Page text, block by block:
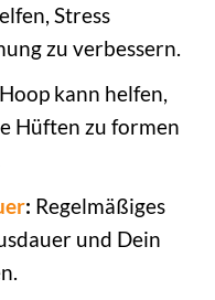
Stress
zu verbessern.
kann helfen,
Hüften zu formen
: Regelmäßiges
und Dein